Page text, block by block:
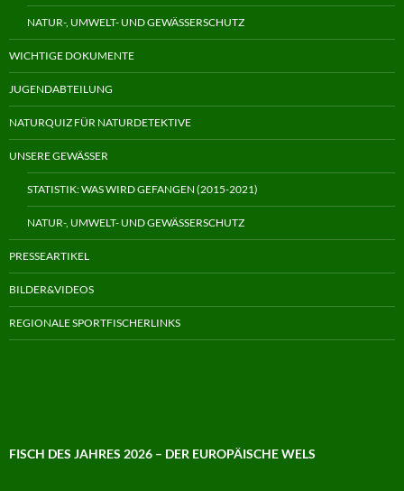
NATUR-, UMWELT- UND GEWÄSSERSCHUTZ
WICHTIGE DOKUMENTE
JUGENDABTEILUNG
NATURQUIZ FÜR NATURDETEKTIVE
UNSERE GEWÄSSER
STATISTIK: WAS WIRD GEFANGEN (2015-2021)
NATUR-, UMWELT- UND GEWÄSSERSCHUTZ
PRESSEARTIKEL
BILDER&VIDEOS
REGIONALE SPORTFISCHERLINKS
FISCH DES JAHRES 2026 – DER EUROPÄISCHE WELS